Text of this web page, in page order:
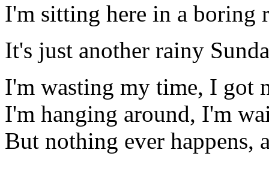
I'm sitting here in a boring
It's just another rainy
I'm wasting my time, I got
I'm hanging around, I'm
But nothing ever happens,